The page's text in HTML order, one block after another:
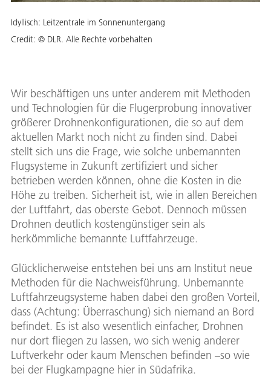
Idyllisch: Leitzentrale im Sonnenuntergang
Credit: © DLR. Alle Rechte vorbehalten
Wir beschäftigen uns unter anderem mit Methoden
und Technologien für die Flugerprobung innovativer
größerer Drohnenkonfigurationen, die so auf dem
aktuellen Markt noch nicht zu finden sind. Dabei
stellt sich uns die Frage, wie solche unbemannten
Flugsysteme in Zukunft zertifiziert und sicher
betrieben werden können, ohne die Kosten in die
Höhe zu treiben. Sicherheit ist, wie in allen Bereichen
der Luftfahrt, das oberste Gebot. Dennoch müssen
Drohnen deutlich kostengünstiger sein als
herkömmliche bemannte Luftfahrzeuge.
Glücklicherweise entstehen bei uns am Institut neue
Methoden für die Nachweisführung. Unbemannte
Luftfahrzeugsysteme haben dabei den großen Vorteil,
dass (Achtung: Überraschung) sich niemand an Bord
befindet. Es ist also wesentlich einfacher, Drohnen
nur dort fliegen zu lassen, wo sich wenig anderer
Luftverkehr oder kaum Menschen befinden –so wie
bei der Flugkampagne hier in Südafrika.